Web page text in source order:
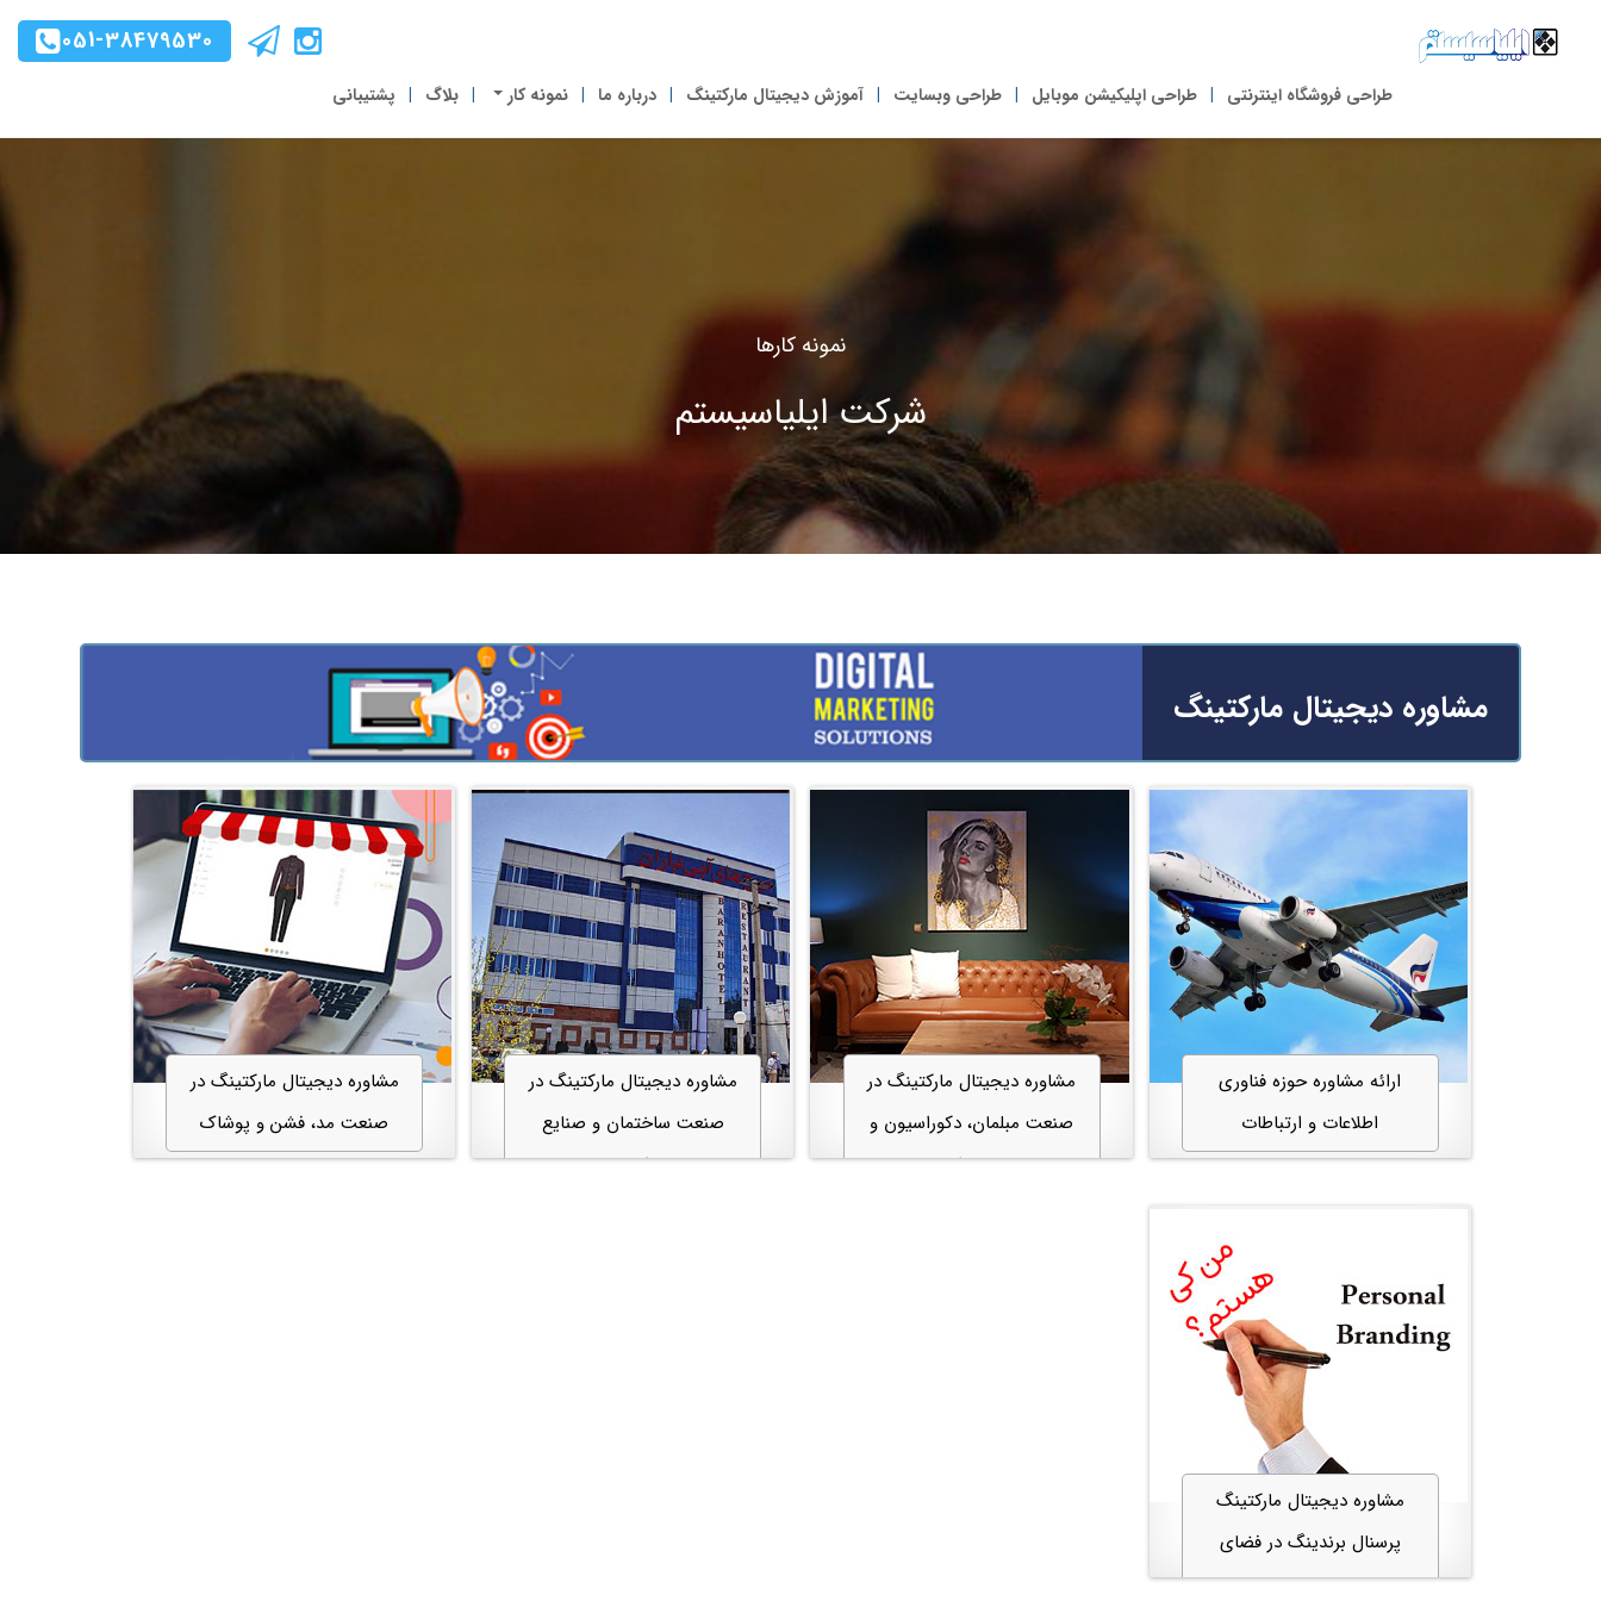
051-38479530
طراحی فروشگاه اینترنتی طراحی اپلیکیشن موبایل طراحی وبسایت آموزش دیجیتال مارکتینگ درباره ما نمونه کار بلاگ پشتیبانی
نمونه کارها
شرکت ایلیاسیستم
مشاوره دیجیتال مارکتینگ
ارائه مشاوره حوزه فناوری
اطلاعات و ارتباطات
مشاوره دیجیتال مارکتینگ در
صنعت مبلمان، دکوراسیون و
صنایع وابسته
مشاوره دیجیتال مارکتینگ در
صنعت ساختمان و صنایع
وابسته
مشاوره دیجیتال مارکتینگ در
صنعت مد، فشن و پوشاک
مشاوره دیجیتال مارکتینگ
پرسنال برندینگ در فضای
مجازی